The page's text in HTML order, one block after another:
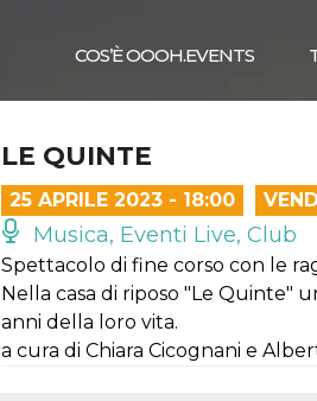
COS’È OOOH.EVENTS
LE QUINTE
25 APRILE 2023 - 18:00
Musica, Eventi Live, Club
Spettacolo di fine corso con le
Nella casa di riposo "Le Quinte"
anni della loro vita.
a cura di Chiara Cicognani e